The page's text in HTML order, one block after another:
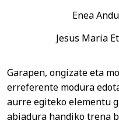
Enea
Jesus Maria
Garapen, ongizate eta
erreferente modura
aurre egiteko elementu
abiadura handiko trena